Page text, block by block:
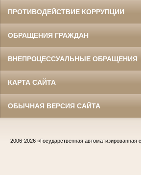
ПРОТИВОДЕЙСТВИЕ КОРРУПЦИИ
ОБРАЩЕНИЯ ГРАЖДАН
ВНЕПРОЦЕССУАЛЬНЫЕ ОБРАЩЕНИЯ
КАРТА САЙТА
ОБЫЧНАЯ ВЕРСИЯ САЙТА
2006-2026 «Государственная